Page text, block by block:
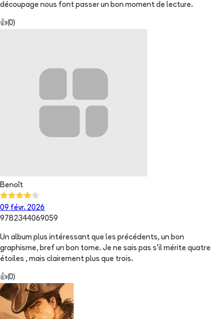
découpage nous font passer un bon moment de lecture.
👍(0)
Benoît
09 févr. 2026
9782344069059
Un album plus intéressant que les précédents, un bon
graphisme, bref un bon tome. Je ne sais pas s’il mérite quatre
étoiles , mais clairement plus que trois.
👍(0)